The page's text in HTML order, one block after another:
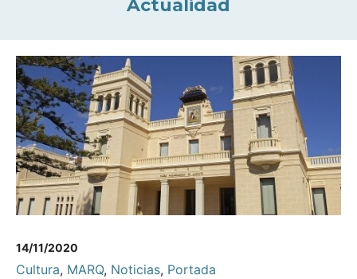
Actualidad
14/11/2020
Cultura, MARQ, Noticias, Portada